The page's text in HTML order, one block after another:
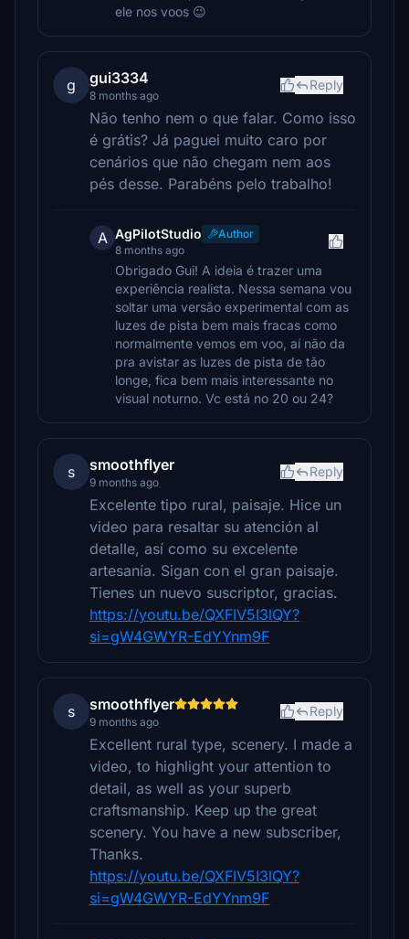
ele nos voos 😉
g gui3334
8 months ago
Reply
Não tenho nem o que falar. Como isso
é grátis? Já paguei muito caro por
cenários que não chegam nem aos
pés desse. Parabéns pelo trabalho!
A AgPilotStudio
Author
8 months ago
Obrigado Gui! A ideia é trazer uma
experiência realista. Nessa semana vou
soltar uma versão experimental com as
luzes de pista bem mais fracas como
normalmente vemos em voo, aí não da
pra avistar as luzes de pista de tão
longe, fica bem mais interessante no
visual noturno. Vc está no 20 ou 24?
s smoothflyer
9 months ago
Reply
Excelente tipo rural, paisaje. Hice un
video para resaltar su atención al
detalle, así como su excelente
artesanía. Sigan con el gran paisaje.
Tienes un nuevo suscriptor, gracias.
https://youtu.be/QXFIV5I3lQY?
si=gW4GWYR-EdYYnm9F
s smoothflyer
9 months ago
Reply
Excellent rural type, scenery. I made a
video, to highlight your attention to
detail, as well as your superb
craftsmanship. Keep up the great
scenery. You have a new subscriber,
Thanks.
https://youtu.be/QXFIV5I3lQY?
si=gW4GWYR-EdYYnm9F